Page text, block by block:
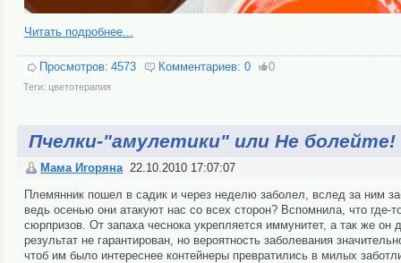
Читать подробнее...
Просмотров: 4573 Комментариев: 0 0
Теги: цветотерапия
Пчелки-"амулетики" или Не болейте!
Мама Игоряна 22.10.2010 17:07:07
Племянник пошел в садик и через неделю заболел, вслед за ним
ведь осенью они атакуют нас со всех сторон? Вспомнила, что где-
сюрпризов. От запаха чеснока укрепляется иммунитет, а так же
результат не гарантирован, но вероятность заболевания
чтоб им было интереснее контейнеры превратились в милых